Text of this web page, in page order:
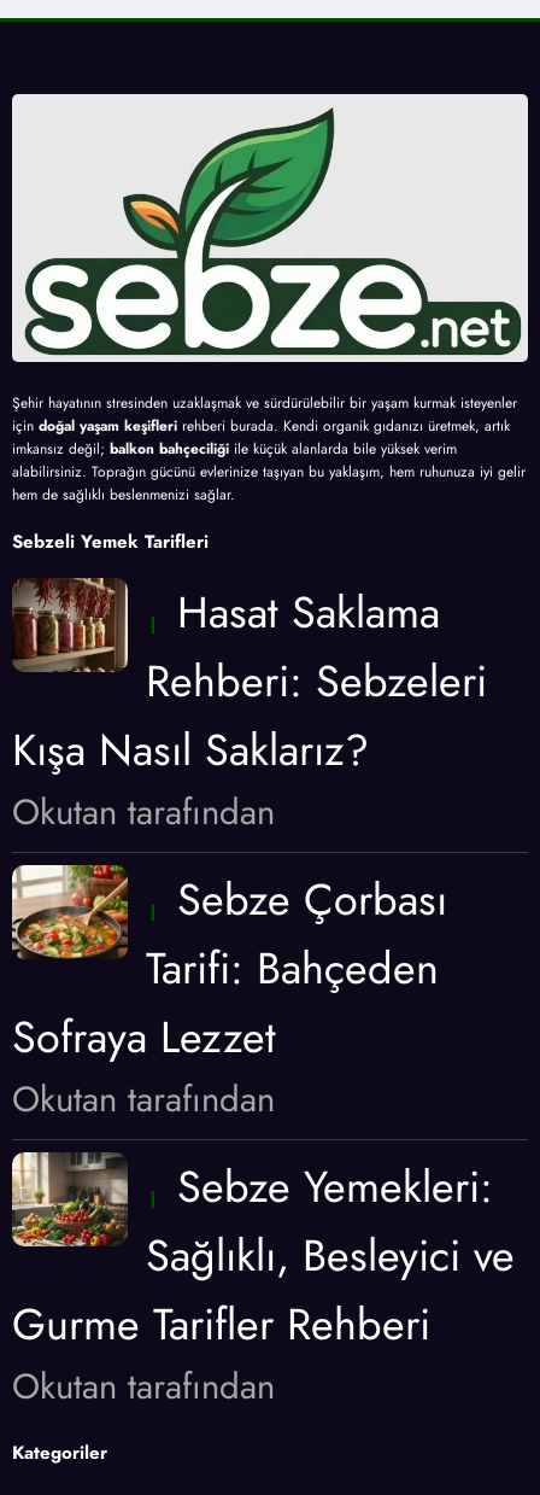
Şehir hayatının stresinden uzaklaşmak ve sürdürülebilir bir yaşam kurmak isteyenler
için doğal yaşam keşifleri rehberi burada. Kendi organik gıdanızı üretmek, artık
imkansız değil; balkon bahçeciliği ile küçük alanlarda bile yüksek verim
alabilirsiniz. Toprağın gücünü evlerinize taşıyan bu yaklaşım, hem ruhunuza iyi gelir
hem de sağlıklı beslenmenizi sağlar.
Sebzeli Yemek Tarifleri
Hasat Saklama
Rehberi: Sebzeleri
Kışa Nasıl Saklarız?
Okutan tarafından
Sebze Çorbası
Tarifi: Bahçeden
Sofraya Lezzet
Okutan tarafından
Sebze Yemekleri:
Sağlıklı, Besleyici ve
Gurme Tarifler Rehberi
Okutan tarafından
Kategoriler